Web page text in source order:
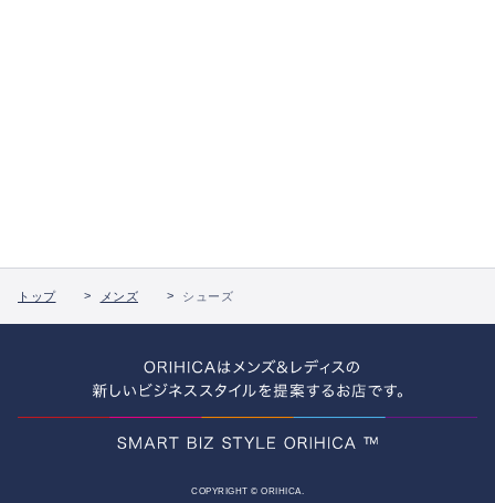
トップ メンズ シューズ
COPYRIGHT © ORIHICA.